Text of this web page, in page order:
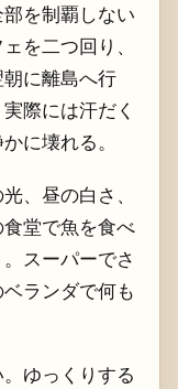
を制覇しない
を二つ回り、
に離島へ行
際には汗だく
に壊れる。
、昼の白さ、
堂で魚を食べ
スーパーでさ
ランダで何も
ゆっくりする